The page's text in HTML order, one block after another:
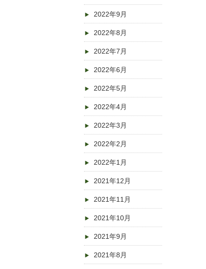
2022年9月
2022年8月
2022年7月
2022年6月
2022年5月
2022年4月
2022年3月
2022年2月
2022年1月
2021年12月
2021年11月
2021年10月
2021年9月
2021年8月